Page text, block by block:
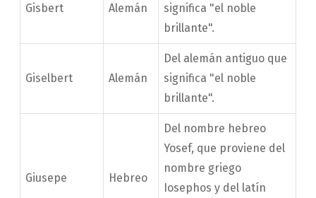
Gisbert Alemán
significa "el noble
brillante".
Giselbert Alemán
Del alemán antiguo que
significa "el noble
brillante".
Giusepe Hebreo
Del nombre hebreo
Yosef, que proviene del
nombre griego
Iosephos y del latín